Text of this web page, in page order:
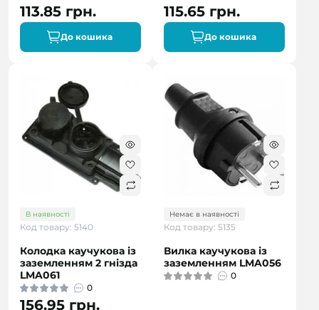
113.85 грн.
До кошика
115.65 грн.
До кошика
В наявності
Код товару: 5140
Колодка каучукова із
заземленням 2 гнізда
LMA061
0
156.95 грн.
Немає в наявності
Код товару: 5135
Вилка каучукова із
заземленням LMA056
0